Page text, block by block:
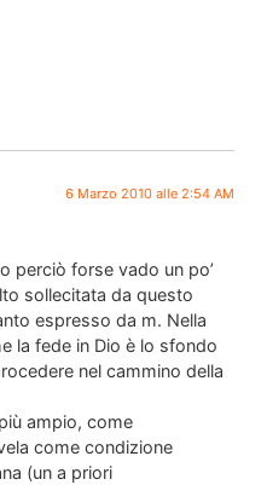
6 Marzo 2010 alle 2:54 AM
perciò forse vado un po’
sollecitata da questo
espresso da m. Nella
la fede in Dio è lo sfondo
nel cammino della
ampio, come
come condizione
(un a priori